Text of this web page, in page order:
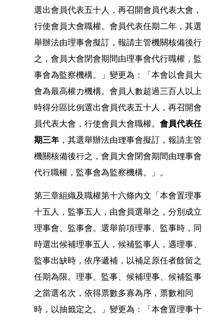
選出會員代表五十人，再召開會員代表大會，
行使會員大會職權。會員代表任期二年，其選
舉辦法由理事會擬訂，報請主管機關核備後行
之，會員大會閉會期間由理事會代行職權，監
事會為監察機構。」變更為：「本會以會員大
會為最高權力機構。會員人數超過三百人以上
時得分區比例選出會員代表五十人，再召開會
員代表大會，行使會員大會職權。會員代表任
期三年 ，其選舉辦法由理事會擬訂，報請主管
機關核備後行之，會員大會閉會期間由理事會
代行職權，監事會為監察機構。」。
第三章組織及職權第十六條內文「本會置理事
十五人，監事五人，由會員選舉之，分別成立
理事會、監事會。選舉前項理事、監事時，同
時選出候補理事五人，候補監事人，遇理事、
監事出缺時，依序遞補，以補足原任者餘留之
任期為限。理事、監事、候補理事、候補監事
之當選名次，依得票數多寡為序，票數相同
時，以抽籤定之。」變更為：「本會置理事十